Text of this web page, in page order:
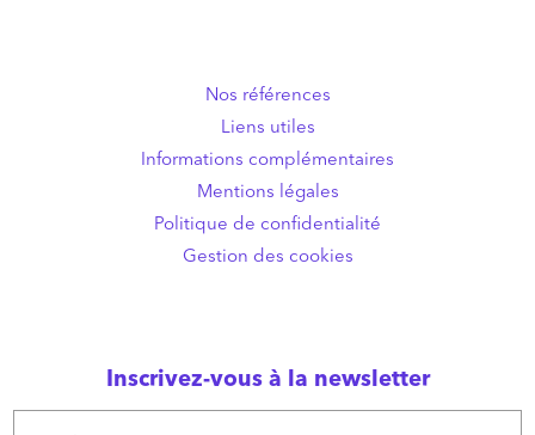
Nos références
Liens utiles
Informations complémentaires
Mentions légales
Politique de confidentialité
Gestion des cookies
Inscrivez-vous à la newsletter